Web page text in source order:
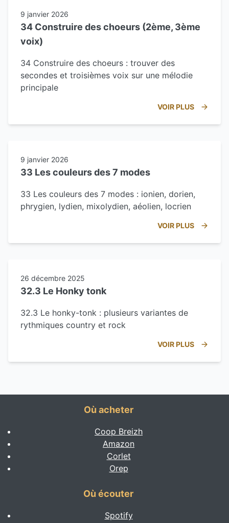
9 janvier 2026
34 Construire des choeurs (2ème, 3ème
voix)
34 Construire des choeurs : trouver des
secondes et troisièmes voix sur une mélodie
principale
VOIR PLUS
9 janvier 2026
33 Les couleurs des 7 modes
33 Les couleurs des 7 modes : ionien, dorien,
phrygien, lydien, mixolydien, aéolien, locrien
VOIR PLUS
26 décembre 2025
32.3 Le Honky tonk
32.3 Le honky-tonk : plusieurs variantes de
rythmiques country et rock
VOIR PLUS
Où acheter
Coop Breizh
Amazon
Corlet
Orep
Où écouter
Spotify